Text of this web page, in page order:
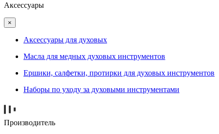
Аксессуары
×
Аксессуары для духовых
Масла для медных духовых инструментов
Ершики, салфетки, протирки для духовых инструментов
Наборы по уходу за духовыми инструментами
Производитель